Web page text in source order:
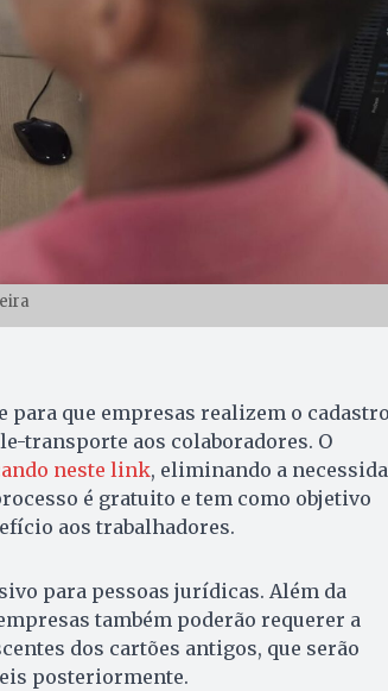
que empresas realizem o cadastro
transporte aos colaboradores. O
neste link, eliminando a
é gratuito e tem como objetivo
aos trabalhadores.
para pessoas jurídicas. Além da
também poderão requerer a
dos cartões antigos, que serão
posteriormente.